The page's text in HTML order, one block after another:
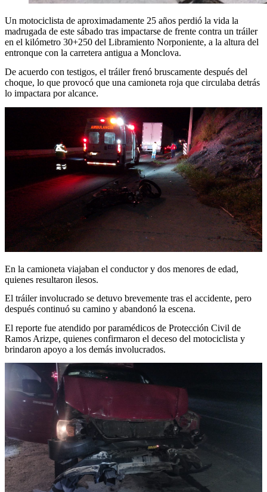
Un motociclista de aproximadamente 25 años perdió la vida la
madrugada de este sábado tras impactarse de frente contra un tráiler
en el kilómetro 30+250 del Libramiento Norponiente, a la altura del
entronque con la carretera antigua a Monclova.
De acuerdo con testigos, el tráiler frenó bruscamente después del
choque, lo que provocó que una camioneta roja que circulaba detrás
lo impactara por alcance.
En la camioneta viajaban el conductor y dos menores de edad,
quienes resultaron ilesos.
El tráiler involucrado se detuvo brevemente tras el accidente, pero
después continuó su camino y abandonó la escena.
El reporte fue atendido por paramédicos de Protección Civil de
Ramos Arizpe, quienes confirmaron el deceso del motociclista y
brindaron apoyo a los demás involucrados.